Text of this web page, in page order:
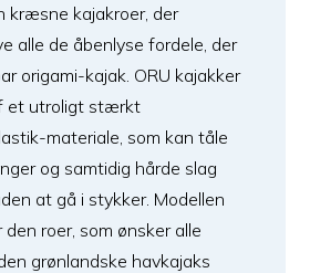
kræsne kajakroer, der
alle de åbenlyse fordele, der
origami-kajak. ORU kajakker
et utroligt stærkt
materiale, som kan tåle
og samtidig hårde slag
at gå i stykker. Modellen
roer, som ønsker alle
grønlandske havkajaks